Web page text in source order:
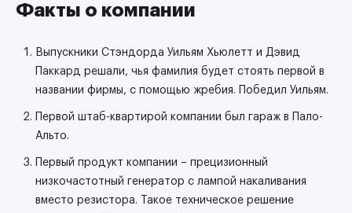
Факты о компании
Выпускники Стэндорда Уильям Хьюлетт и Дэвид
Паккард решали, чья фамилия будет стоять первой в
названии фирмы, с помощью жребия. Победил Уильям.
Первой штаб-квартирой компании был гараж в Пало-
Альто.
Первый продукт компании – прецизионный
низкочастотный генератор с лампой накаливания
вместо резистора. Такое техническое решение